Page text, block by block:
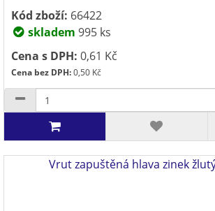
Kód zboží: 66422
skladem 995 ks
Cena s DPH: 0,61 Kč
Cena bez DPH:0,50 Kč
Vrut zapuštěná hlava zinek